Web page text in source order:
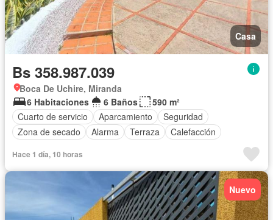
Casa
Bs 358.987.039
Boca De Uchire, Miranda
6 Habitaciones
6 Baños
590 m²
Cuarto de servicio
Aparcamiento
Seguridad
Zona de secado
Alarma Terraza Calefacción
Hace 1 día, 10 horas
Nuevo